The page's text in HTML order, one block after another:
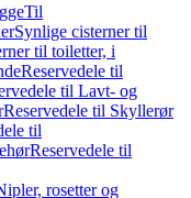
Til
Synlige cisterner til
til toiletter, i
Reservedele til
til Lavt- og
Reservedele til Skyllerør
til
Reservedele til
rosetter og